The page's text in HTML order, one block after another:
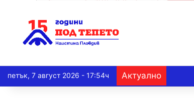
петък, 7 август 2026 - 17:54ч Актуално